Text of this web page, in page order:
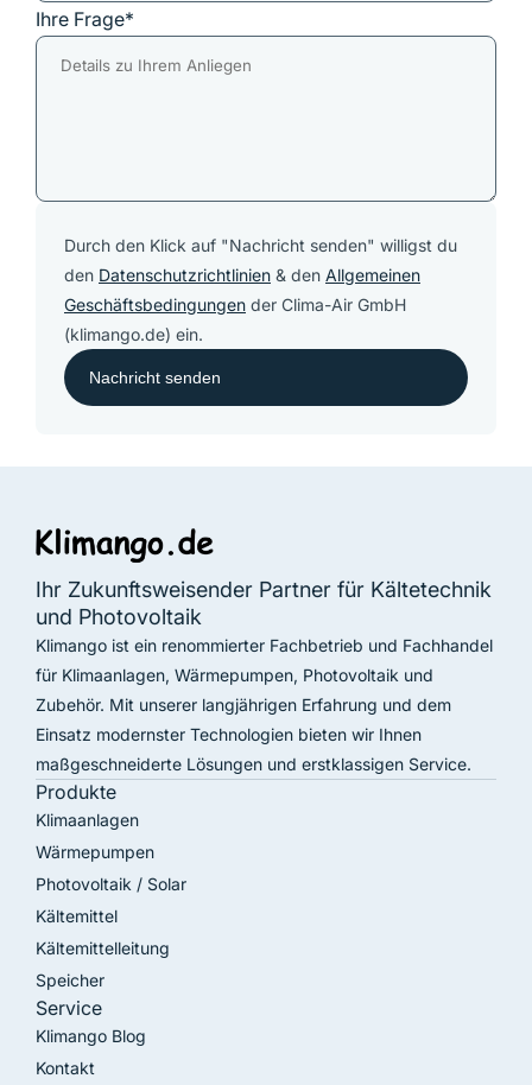
Ihre Frage*
Durch den Klick auf "Nachricht senden" willigst du
den Datenschutzrichtlinien & den Allgemeinen
Geschäftsbedingungen der Clima-Air GmbH
(klimango.de) ein.
Ihr Zukunftsweisender Partner für Kältetechnik
und Photovoltaik
Klimango ist ein renommierter Fachbetrieb und Fachhandel
für Klimaanlagen, Wärmepumpen, Photovoltaik und
Zubehör. Mit unserer langjährigen Erfahrung und dem
Einsatz modernster Technologien bieten wir Ihnen
maßgeschneiderte Lösungen und erstklassigen Service.
Produkte
Klimaanlagen
Wärmepumpen
Photovoltaik / Solar
Kältemittel
Kältemittelleitung
Speicher
Service
Klimango Blog
Kontakt